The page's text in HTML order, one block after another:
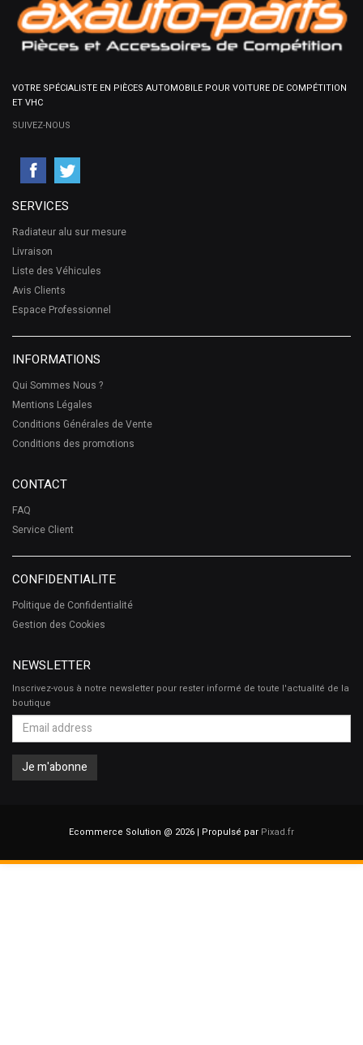
VOTRE SPÉCIALISTE EN PIÈCES AUTOMOBILE POUR VOITURE DE COMPÉTITION
ET VHC
SUIVEZ-NOUS
SERVICES
Radiateur alu sur mesure
Livraison
Liste des Véhicules
Avis Clients
Espace Professionnel
INFORMATIONS
Qui Sommes Nous ?
Mentions Légales
Conditions Générales de Vente
Conditions des promotions
CONTACT
FAQ
Service Client
CONFIDENTIALITE
Politique de Confidentialité
Gestion des Cookies
NEWSLETTER
Inscrivez-vous à notre newsletter pour rester informé de toute l'actualité de la
boutique
Ecommerce Solution @ 2026 | Propulsé par Pixad.fr